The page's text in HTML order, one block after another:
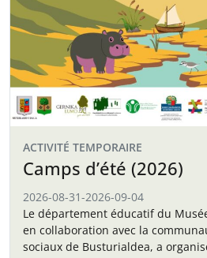
ACTIVITÉ TEMPORAIRE
Camps d’été (2026)
2026-08-31-2026-09-04
Le département éducatif du
en collaboration avec la
sociaux de Busturialdea, a